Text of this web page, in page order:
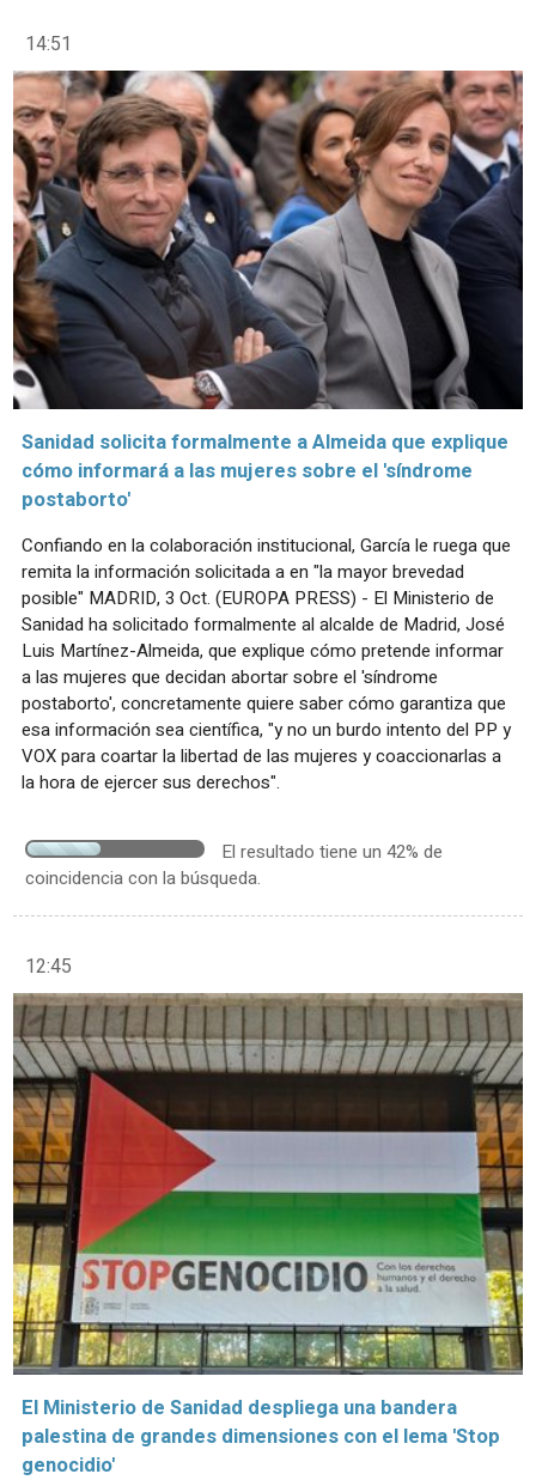
14:51
Sanidad solicita formalmente a Almeida que explique
cómo informará a las mujeres sobre el 'síndrome
postaborto'
Confiando en la colaboración institucional, García le ruega que
remita la información solicitada a en "la mayor brevedad
posible" MADRID, 3 Oct. (EUROPA PRESS) - El Ministerio de
Sanidad ha solicitado formalmente al alcalde de Madrid, José
Luis Martínez-Almeida, que explique cómo pretende informar
a las mujeres que decidan abortar sobre el 'síndrome
postaborto', concretamente quiere saber cómo garantiza que
esa información sea científica, "y no un burdo intento del PP y
VOX para coartar la libertad de las mujeres y coaccionarlas a
la hora de ejercer sus derechos".
El resultado tiene un 42% de
coincidencia con la búsqueda.
12:45
El Ministerio de Sanidad despliega una bandera
palestina de grandes dimensiones con el lema 'Stop
genocidio'